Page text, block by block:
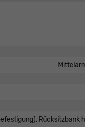
Rücksitzbank